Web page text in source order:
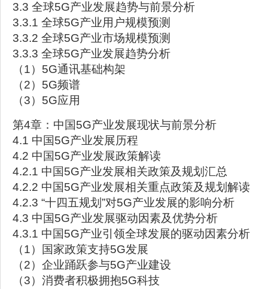
3.3 全球5G产业发展趋势与前景分析
3.3.1 全球5G产业用户规模预测
3.3.2 全球5G产业市场规模预测
3.3.3 全球5G产业发展趋势分析
（1）5G通讯基础构架
（2）5G频谱
（3）5G应用
第4章：中国5G产业发展现状与前景分析
4.1 中国5G产业发展历程
4.2 中国5G产业发展政策解读
4.2.1 中国5G产业发展相关政策及规划汇总
4.2.2 中国5G产业发展相关重点政策及规划解读
4.2.3 “十四五规划”对5G产业发展的影响分析
4.3 中国5G产业发展驱动因素及优势分析
4.3.1 中国5G产业引领全球发展的驱动因素分析
（1）国家政策支持5G发展
（2）企业踊跃参与5G产业建设
（3）消费者积极拥抱5G科技